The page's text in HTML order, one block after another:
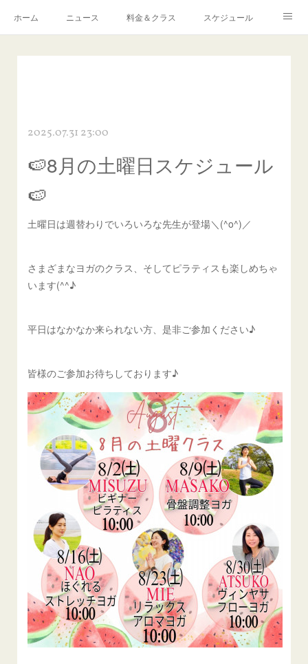
ホーム ニュース 料金＆クラス スケジュール
2025.07.31 23:00
🍉8月の土曜日スケジュール
🍉
土曜日は週替わりでいろいろな先生が登場＼(^o^)／
さまざまなヨガのクラス、そしてピラティスも楽しめちゃ
います(^^♪
平日はなかなか来られない方、是非ご参加ください♪
皆様のご参加お待ちしております♪